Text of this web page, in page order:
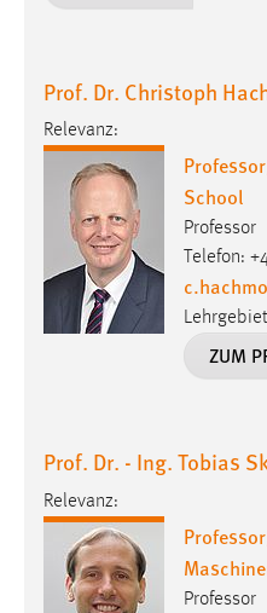
Prof. Dr. Christoph
Relevanz:
School
Professor
Telefon:
ZUM
Prof. Dr. - Ing. Tobias
Relevanz:
Professor